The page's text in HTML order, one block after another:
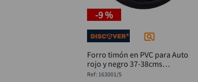
-9 %
Forro timón en PVC para Auto
rojo y negro 37-38cms
DISCOVER
: 163001/5